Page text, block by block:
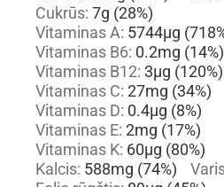
Cukrūs: 7g (28%)
Vitaminas A: 5744µg
Vitaminas B6: 0.2mg (14%)
Vitaminas B12: 3µg (120%)
Vitaminas C: 27mg (34%)
Vitaminas D: 0.4µg (8%)
Vitaminas E: 2mg (17%)
Vitaminas K: 60µg (80%)
Kalcis: 588mg (74%)